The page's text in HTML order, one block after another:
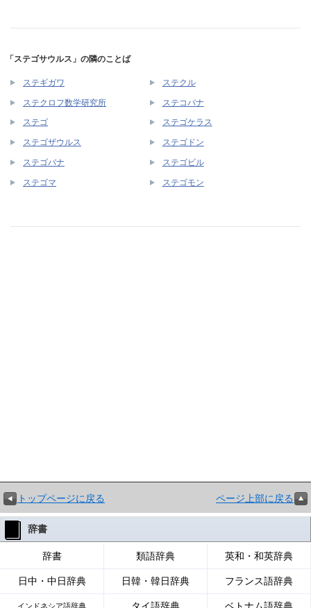
「ステゴサウルス」の隣のことば
ステギガワ ステクル
ステクロフ数学研究所 ステコバナ
ステゴ ステゴケラス
ステゴザウルス ステゴドン
ステゴバナ ステゴビル
ステゴマ ステゴモン
トップページに戻る ページ上部に戻る
辞書
辞書 類語辞典 英和・和英辞典
日中・中日辞典 日韓・韓日辞典 フランス語辞典
インドネシア語辞典